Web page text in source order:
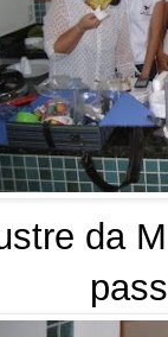
da